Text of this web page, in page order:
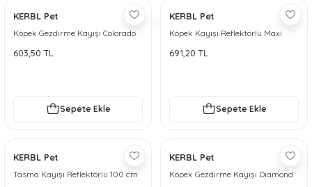
KERBL Pet
Köpek Gezdirme Kayışı Colorado
603,50 TL
Sepete Ekle
KERBL Pet
Köpek Kayışı Reflektörlü Maxi
691,20 TL
Sepete Ekle
KERBL Pet
Tasma Kayışı Reflektörlü 100 cm
KERBL Pet
Köpek Gezdirme Kayışı Diamond